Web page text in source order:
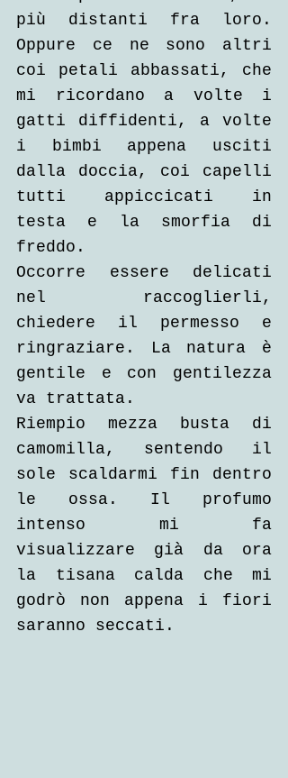
più distanti fra loro.
Oppure ce ne sono altri
coi petali abbassati, che
mi ricordano a volte i
gatti diffidenti, a volte
i bimbi appena usciti
dalla doccia, coi capelli
tutti appiccicati in
testa e la smorfia di
freddo.
Occorre essere delicati
nel raccoglierli,
chiedere il permesso e
ringraziare. La natura è
gentile e con gentilezza
va trattata.
Riempio mezza busta di
camomilla, sentendo il
sole scaldarmi fin dentro
le ossa. Il profumo
intenso mi fa
visualizzare già da ora
la tisana calda che mi
godrò non appena i fiori
saranno seccati.